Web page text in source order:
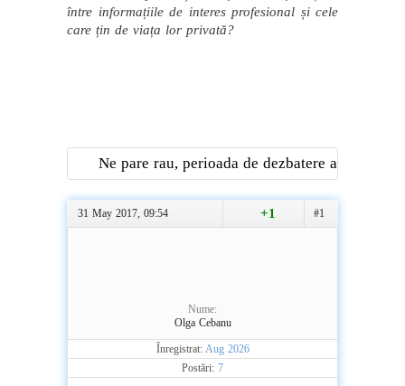
între informațiile de interes profesional și cele
care țin de viața lor privată?
Ne pare rau, perioada de dezbatere a
acestei teme a expirat
31 May 2017, 09:54 #1
+1
Nume:
Olga Cebanu
Înregistrat: Aug 2026
Postări: 7